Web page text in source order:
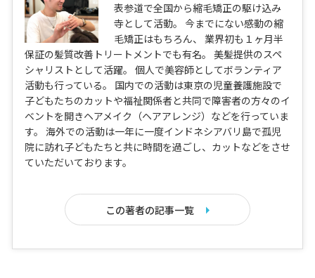
表参道で全国から縮毛矯正の駆け込み
寺として活動。 今までにない感動の縮
毛矯正はもちろん、 業界初も１ヶ月半
保証の髪質改善トリートメントでも有名。 美髪提供のスペ
シャリストとして活躍。 個人で美容師としてボランティア
活動も行っている。 国内での活動は東京の児童養護施設で
子どもたちのカットや福祉関係者と共同で障害者の方々のイ
ベントを開きヘアメイク（ヘアアレンジ）などを行っていま
す。 海外での活動は一年に一度インドネシアバリ島で孤児
院に訪れ子どもたちと共に時間を過ごし、カットなどをさせ
ていただいております。
この著者の記事一覧